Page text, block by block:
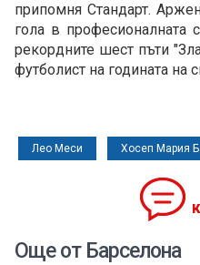
припомня Стандарт.
гола в професионалната
рекордните шест пъти
футболист на годината на
Лео Меси Хосеп Мария
Още от Барселона